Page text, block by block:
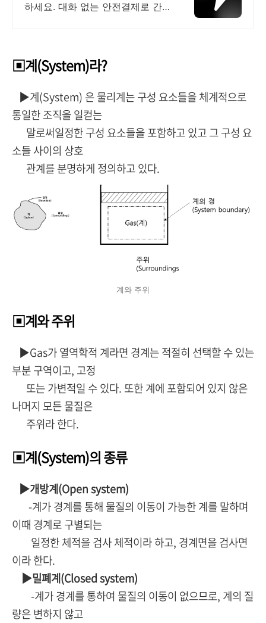
하세요. 대화 없는 안전결제로 간
▣계(System)라?
▶계(System) 은 물리계는 구성 요소들을 체계적으로
통일한 조직을 일컫는
말로써일정한 구성 요소들을 포함하고 있고 그 구성 요
소들 사이의 상호
관계를 분명하게 정의하고 있다.
계와 주위
▣계와 주위
▶Gas가 열역학적 계라면 경계는 적절히 선택할 수 있는
부분 구역이고, 고정
또는 가변적일 수 있다. 또한 계에 포함되어 있지 않은
나머지 모든 물질은
주위라 한다.
▣계(System)의 종류
▶개방계(Open system)
-계가 경계를 통해 물질의 이동이 가능한 계를 말하며
이때 경계로 구별되는
일정한 체적을 검사 체적이라 하고, 경계면을 검사면
이라 한다.
▶밀폐계(Closed system)
-계가 경계를 통하여 물질의 이동이 없으므로, 계의 질
량은 변하지 않고